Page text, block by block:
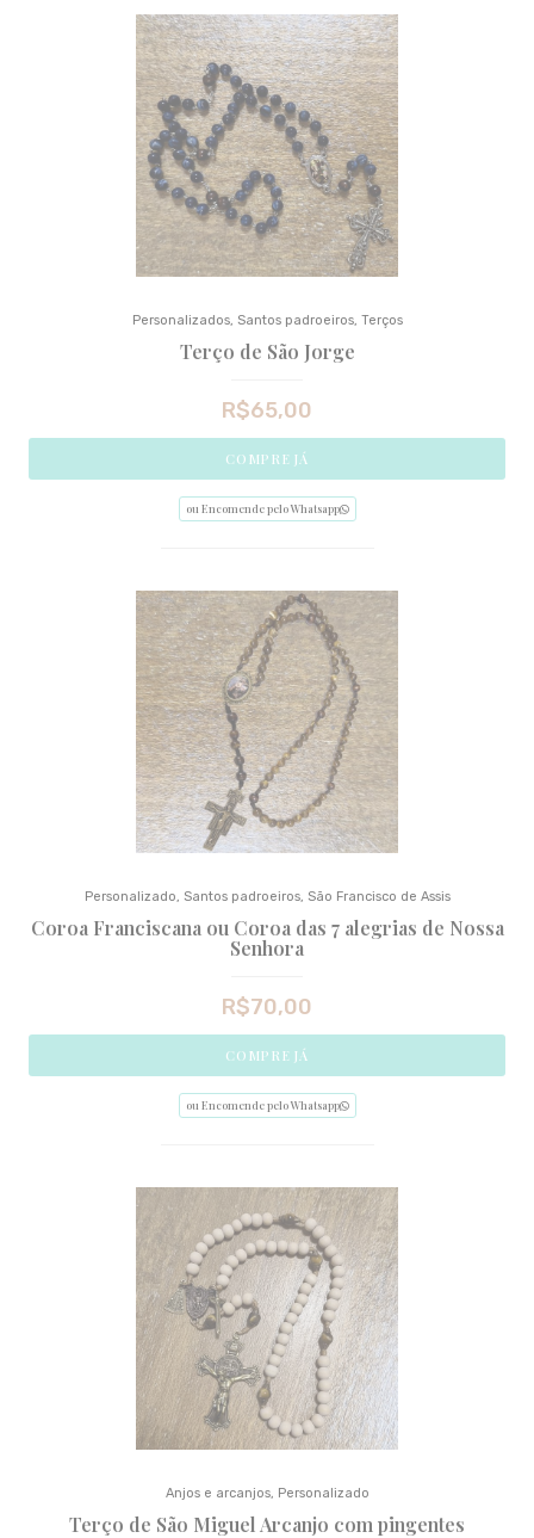
Personalizados, Santos padroeiros, Terços
Terço de São Jorge
R$65,00
COMPRE JÁ
ou Encomende pelo Whatsapp
Personalizado, Santos padroeiros, São Francisco de Assis
Coroa Franciscana ou Coroa das 7 alegrias de Nossa
Senhora
R$70,00
COMPRE JÁ
ou Encomende pelo Whatsapp
Anjos e arcanjos, Personalizado
Terço de São Miguel Arcanjo com pingentes